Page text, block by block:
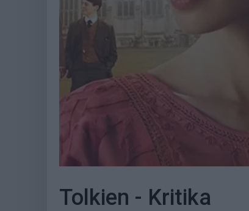
Tolkien - Kritika